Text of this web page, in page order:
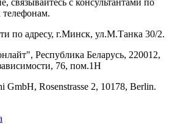
телефонам.
по адресу, г.Минск, ул.М.Танка 30/2.
Республика Беларусь, 220012,
76, пом.1Н
GmbH, Rosenstrasse 2, 10178, Berlin.